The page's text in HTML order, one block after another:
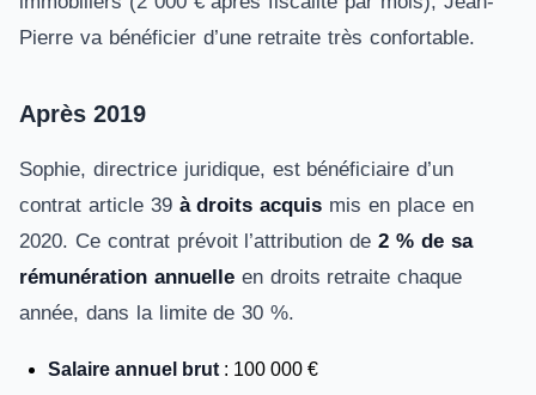
Pierre va bénéficier d’une retraite très confortable.
Après 2019
Sophie, directrice juridique, est bénéficiaire d’un
contrat article 39 à droits acquis mis en place en
2020. Ce contrat prévoit l’attribution de2 % de sa
rémunération annuelleen droits retraite chaque
année, dans la limite de 30 %.
Salaire annuel brut : 100 000 €